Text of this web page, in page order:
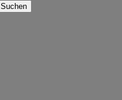
Suchen